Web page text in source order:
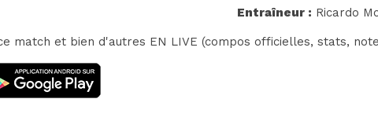
Entraîneur : Ricardo
match et bien d'autres EN LIVE (compos officielles, stats,